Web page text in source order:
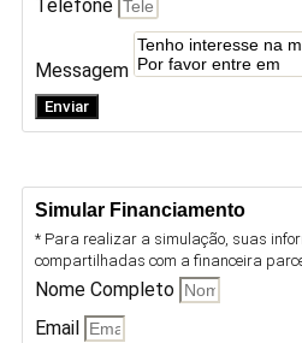
Telefone
Messagem
Enviar
Simular Financiamento
* Para realizar a simulação, suas
compartilhadas com a financeira
Nome Completo
Email